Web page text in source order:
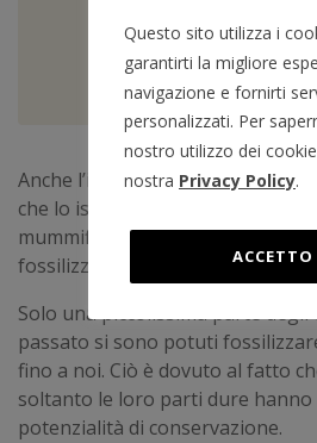
Anche l’inglobamento di un
che lo isola dall’esterno (ambra,
mummificazione sono
fossilizzazione.
Solo una piccolissima parte
passato si sono potuti
fino a noi. Ciò è dovuto al fatto
soltanto le loro parti dure hanno
potenzialità di conservazione.
Questo sito utilizza i
garantirti la migliore
navigazione e fornirti
personalizzati. Per
nostro utilizzo dei
nostra Privacy Policy.
ACCETTO